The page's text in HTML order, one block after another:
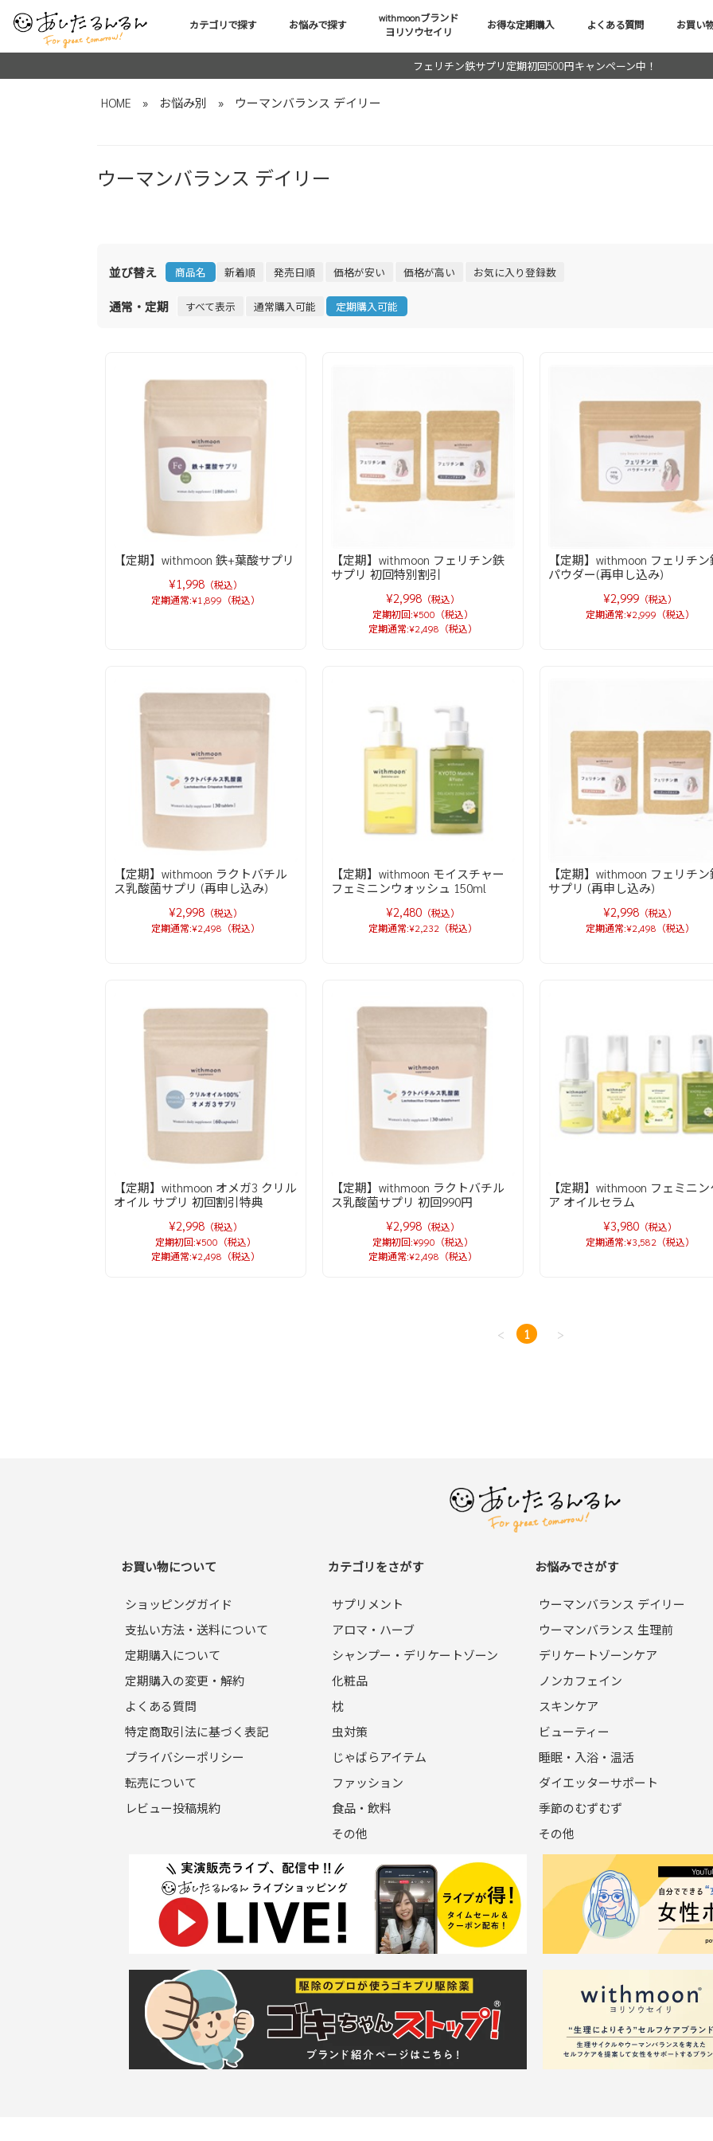
カテゴリで探す お悩みで探す
withmoonブランド
ヨリソウセイリ
お得な定期購入 よくある質問 お買い
フェリチン鉄サプリ定期初回500円キャンペーン中！
HOME » お悩み別 » ウーマンバランス デイリー
ウーマンバランス デイリー
並び替え 商品名 新着順 発売日順 価格が安い 価格が高い お気に入り登録数
通常・定期 すべて表示 通常購入可能 定期購入可能
【定期】withmoon 鉄+葉酸サプリ
¥1,998 （税込）
定期通常:¥1,899（税込）
【定期】withmoon フェリチン鉄
サプリ 初回特別割引
¥2,998 （税込）
定期初回:¥500（税込）
定期通常:¥2,498（税込）
【定期】withmoon フェリチン
パウダー(再申し込み)
¥2,999 （税込）
定期通常:¥2,999（税込）
【定期】withmoon ラクトバチル
ス乳酸菌サプリ (再申し込み)
¥2,998 （税込）
定期通常:¥2,498（税込）
【定期】withmoon モイスチャー
フェミニンウォッシュ 150ml
¥2,480 （税込）
定期通常:¥2,232（税込）
【定期】withmoon フェリチン
サプリ (再申し込み)
¥2,998 （税込）
定期通常:¥2,498（税込）
【定期】withmoon オメガ3 クリル
オイル サプリ 初回割引特典
¥2,998 （税込）
定期初回:¥500（税込）
定期通常:¥2,498（税込）
【定期】withmoon ラクトバチル
ス乳酸菌サプリ 初回990円
¥2,998 （税込）
定期初回:¥990（税込）
定期通常:¥2,498（税込）
【定期】withmoon フェミニン
ア オイルセラム
¥3,980 （税込）
定期通常:¥3,582（税込）
< 1 >
お買い物について
ショッピングガイド
支払い方法・送料について
定期購入について
定期購入の変更・解約
よくある質問
特定商取引法に基づく表記
プライバシーポリシー
転売について
レビュー投稿規約
カテゴリをさがす
サプリメント
アロマ・ハーブ
シャンプー・デリケートゾーン
化粧品
枕
虫対策
じゃばらアイテム
ファッション
食品・飲料
その他
お悩みでさがす
ウーマンバランス デイリー
ウーマンバランス 生理前
デリケートゾーンケア
ノンカフェイン
スキンケア
ビューティー
睡眠・入浴・温活
ダイエッターサポート
季節のむずむず
その他